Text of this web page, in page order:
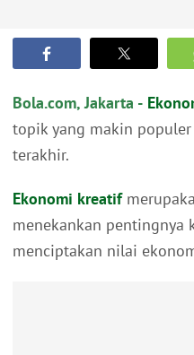
Bola.com, Jakarta -
topik yang makin
terakhir.
Ekonomi kreatif
menekankan pentingnya
menciptakan nilai